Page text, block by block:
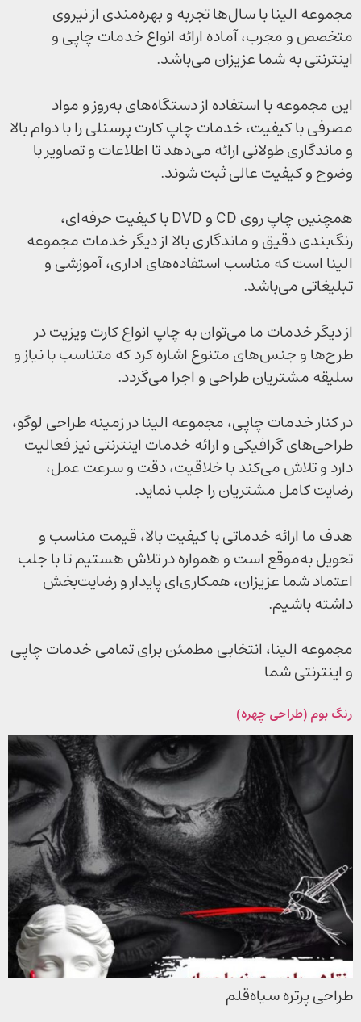
مجموعه الینا با سال‌ها تجربه و بهره‌مندی از نیروی
متخصص و مجرب، آماده ارائه انواع خدمات چاپی و
اینترنتی به شما عزیزان می‌باشد.
این مجموعه با استفاده از دستگاه‌های به‌روز و مواد
مصرفی با کیفیت، خدمات چاپ کارت پرسنلی را با دوام بالا
و ماندگاری طولانی ارائه می‌دهد تا اطلاعات و تصاویر با
وضوح و کیفیت عالی ثبت شوند.
همچنین چاپ روی CD و DVD با کیفیت حرفه‌ای،
رنگ‌بندی دقیق و ماندگاری بالا از دیگر خدمات مجموعه
الینا است که مناسب استفاده‌های اداری، آموزشی و
تبلیغاتی می‌باشد.
از دیگر خدمات ما می‌توان به چاپ انواع کارت ویزیت در
طرح‌ها و جنس‌های متنوع اشاره کرد که متناسب با نیاز و
سلیقه مشتریان طراحی و اجرا می‌گردد.
در کنار خدمات چاپی، مجموعه الینا در زمینه طراحی لوگو،
طراحی‌های گرافیکی و ارائه خدمات اینترنتی نیز فعالیت
دارد و تلاش می‌کند با خلاقیت، دقت و سرعت عمل،
رضایت کامل مشتریان را جلب نماید.
هدف ما ارائه خدماتی با کیفیت بالا، قیمت مناسب و
تحویل به‌موقع است و همواره در تلاش هستیم تا با جلب
اعتماد شما عزیزان، همکاری‌ای پایدار و رضایت‌بخش
داشته باشیم.
مجموعه الینا، انتخابی مطمئن برای تمامی خدمات چاپی
و اینترنتی شما
رنگ بوم (طراحی چهره)
طراحی پرتره سیاه‌قلم